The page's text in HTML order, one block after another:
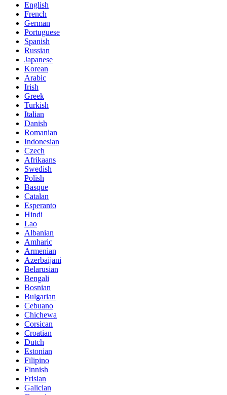
English
French
German
Portuguese
Spanish
Russian
Japanese
Korean
Arabic
Irish
Greek
Turkish
Italian
Danish
Romanian
Indonesian
Czech
Afrikaans
Swedish
Polish
Basque
Catalan
Esperanto
Hindi
Lao
Albanian
Amharic
Armenian
Azerbaijani
Belarusian
Bengali
Bosnian
Bulgarian
Cebuano
Chichewa
Corsican
Croatian
Dutch
Estonian
Filipino
Finnish
Frisian
Galician